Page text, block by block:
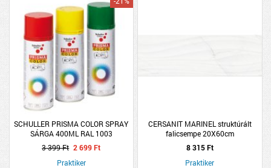
SCHULLER PRISMA COLOR SPRAY
SÁRGA 400ML RAL 1003
3 399 Ft 2 699 Ft
Praktiker
CERSANIT MARINEL struktúrált
falicsempe 20X60cm
8 315 Ft
Praktiker